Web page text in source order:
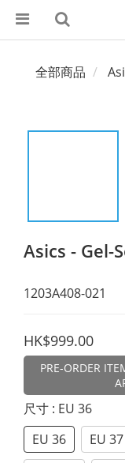
全部商品
Asics - Gel-
1203A408-021
HK$999.00
PRE-ORDER
尺寸 : EU 36
EU 36
EU 37